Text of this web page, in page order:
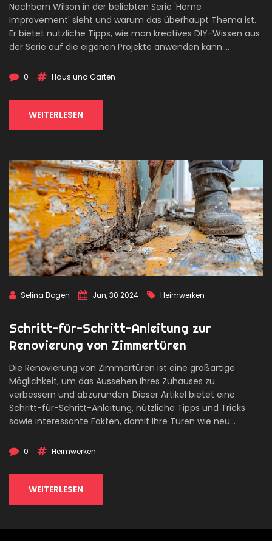
Nachbarn Wilson in der beliebten Serie 'Home
Improvement' sieht und warum das überhaupt Thema ist.
Er bietet nützliche Tipps, wie man kreatives DIY-Wissen aus
der Serie auf die eigenen Projekte anwenden kann.
geprägt hat und was man daraus in der realen Welt über
0 Haus und Garten
WEITERLESEN
Selina Bogen Jun, 30 2024 Heimwerken
Schritt-für-Schritt-Anleitung zur
Renovierung von Zimmertüren
Die Renovierung von Zimmertüren ist eine großartige
Möglichkeit, um das Aussehen Ihres Zuhauses zu
verbessern und abzurunden. Dieser Artikel bietet eine
Schritt-für-Schritt-Anleitung, nützliche Tipps und Tricks
sowie interessante Fakten, damit Ihre Türen wie neu
Zimmertüren selbst zu renovieren, ohne die Hilfe eines
0 Heimwerken
WEITERLESEN